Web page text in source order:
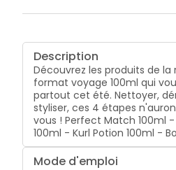
Description
Découvrez les produits de
format voyage 100ml qui
partout cet été. Nettoyer,
styliser, ces 4 étapes
vous ! Perfect Match 100ml
100ml - Kurl Potion 100ml -
Mode d'emploi